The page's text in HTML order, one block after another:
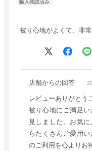
被り心地がよくて、非
店舗からの回答
レビューありがとう
被り心地にご満足
見しました。お気
らたくさんご愛用
のご利用を心よりお